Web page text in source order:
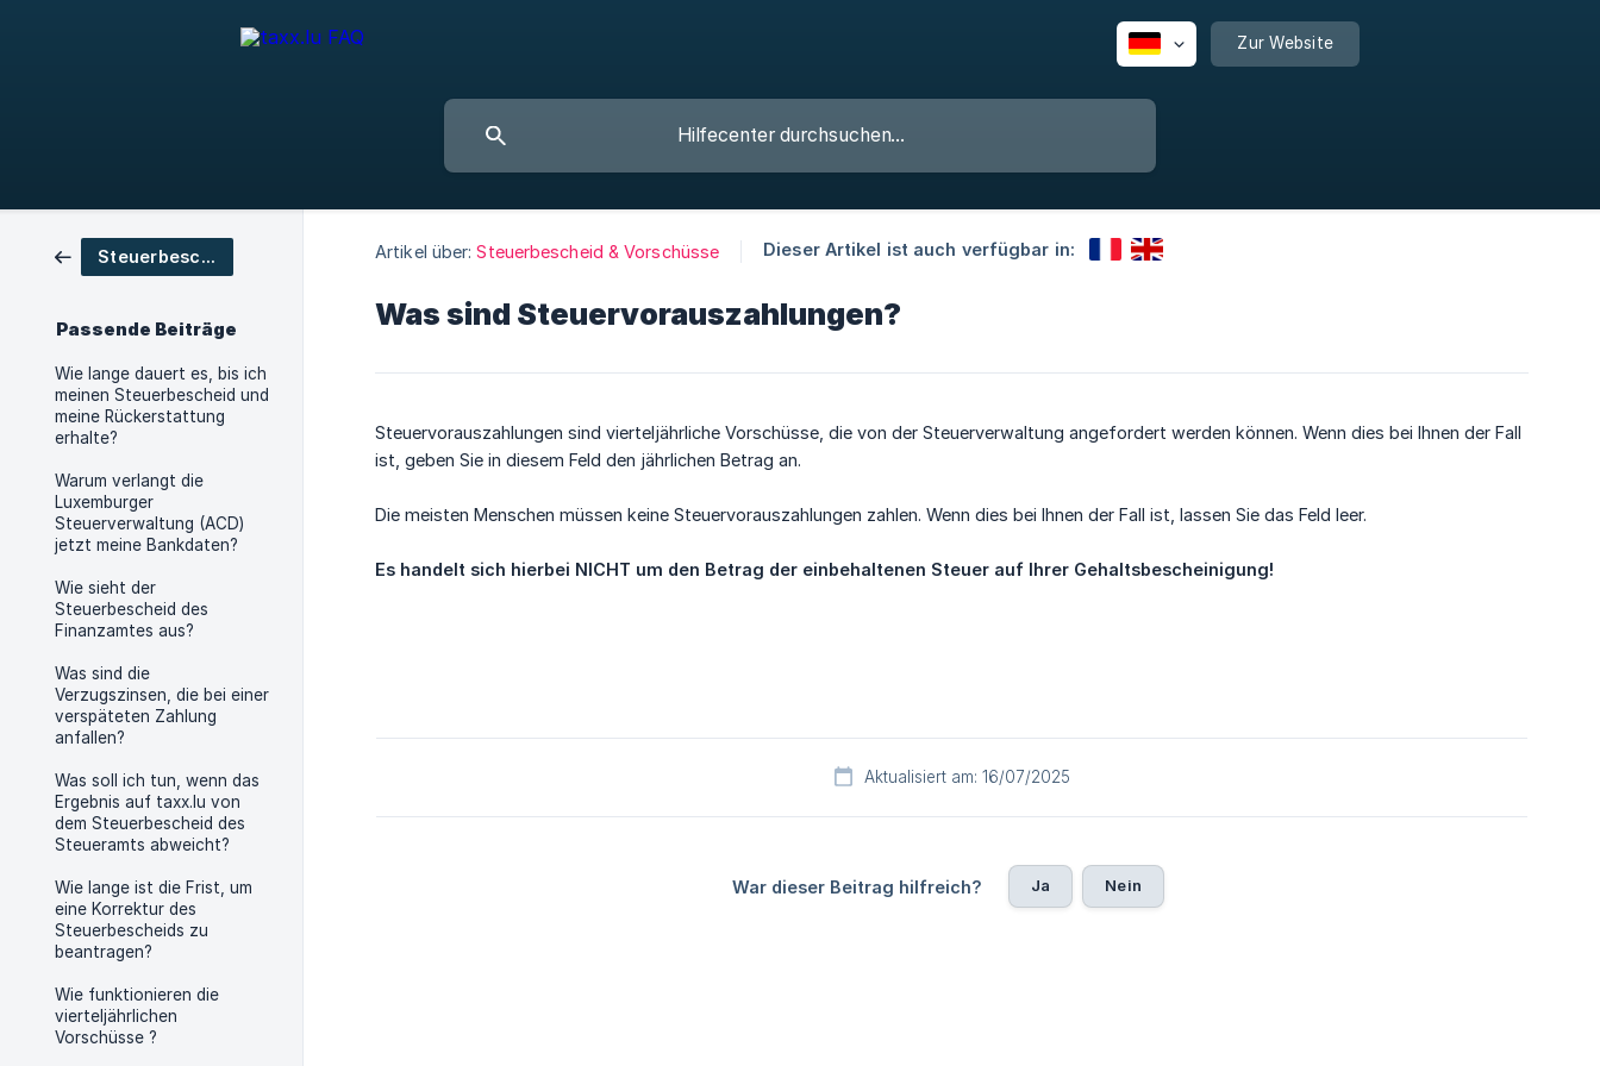
Zur Website
Steuerbescheid & Vorschüsse
Passende Beiträge
Wie lange dauert es, bis ich
meinen Steuerbescheid und
meine Rückerstattung
erhalte?
Warum verlangt die
Luxemburger
Steuerverwaltung (ACD)
jetzt meine Bankdaten?
Wie sieht der
Steuerbescheid des
Finanzamtes aus?
Was sind die
Verzugszinsen, die bei einer
verspäteten Zahlung
anfallen?
Was soll ich tun, wenn das
Ergebnis auf taxx.lu von
dem Steuerbescheid des
Steueramts abweicht?
Wie lange ist die Frist, um
eine Korrektur des
Steuerbescheids zu
beantragen?
Wie funktionieren die
vierteljährlichen
Vorschüsse ?
Artikel über: Steuerbescheid & Vorschüsse Dieser Artikel ist auch verfügbar in:
Was sind Steuervorauszahlungen?
Steuervorauszahlungen sind vierteljährliche Vorschüsse, die von der Steuerverwaltung angefordert werden können. Wenn dies bei Ihnen der Fall
ist, geben Sie in diesem Feld den jährlichen Betrag an.
Die meisten Menschen müssen keine Steuervorauszahlungen zahlen. Wenn dies bei Ihnen der Fall ist, lassen Sie das Feld leer.
Es handelt sich hierbei NICHT um den Betrag der einbehaltenen Steuer auf Ihrer Gehaltsbescheinigung!
Aktualisiert am: 16/07/2025
War dieser Beitrag hilfreich? Ja Nein